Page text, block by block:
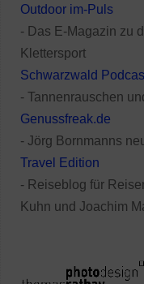
Outdoor im-Puls
- Das E-Magazin zu
Klettersport
Schwarzwald
- Tannenrauschen
Genussfreak.de
- Jörg Bornmanns
Travel Edition
- Reiseblog für
Kuhn und Joachim